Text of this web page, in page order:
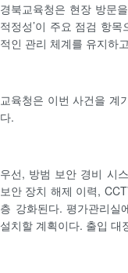
경북교육청은 현장 방문
적정성’이 주요 점검 항
적인 관리 체계를 유지하
교육청은 이번 사건을 계
다.
우선, 방범 보안 경비 시
보안 장치 해제 이력,
층 강화된다. 평가관리실
설치할 계획이다. 출입 대